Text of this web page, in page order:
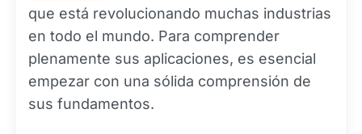
que está revolucionando muchas industrias
en todo el mundo. Para comprender
plenamente sus aplicaciones, es esencial
empezar con una sólida comprensión de
sus fundamentos.